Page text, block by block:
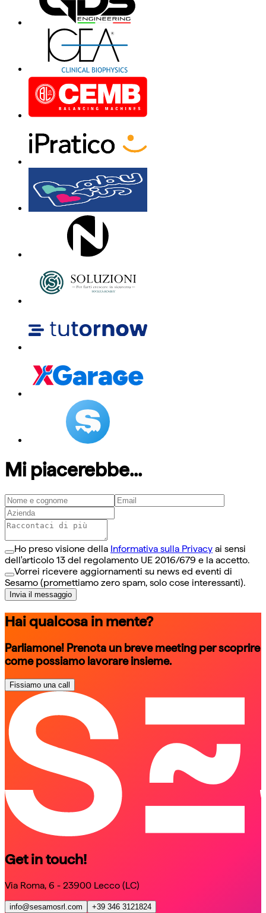
Mi piacerebbe...
Ho preso visione della Informativa sulla Privacy ai sensi
dell'articolo 13 del regolamento UE 2016/679 e la accetto.
Vorrei ricevere aggiornamenti su news ed eventi di
Sesamo (promettiamo zero spam, solo cose interessanti).
Invia il messaggio
Hai qualcosa in mente?
Parliamone! Prenota un breve meeting per scoprire
come possiamo lavorare insieme.
Fissiamo una call
schedule a call
schedule a call
Get in touch!
Via Roma, 6 - 23900 Lecco (LC)
info@sesamosrl.com +39 346 3121824